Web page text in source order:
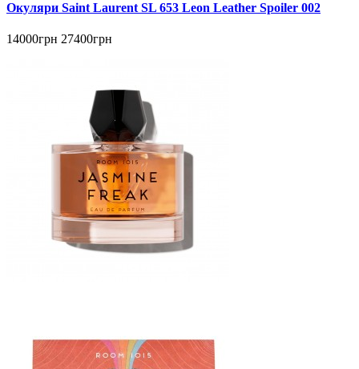
Окуляри Saint Laurent SL 653 Leon Leather Spoiler 002
14000грн 27400грн